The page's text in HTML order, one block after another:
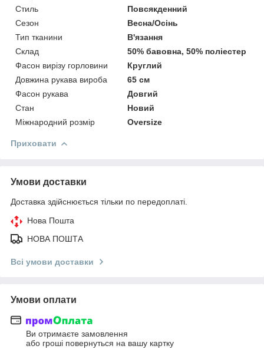
Стиль
Повсякденний
Сезон
Весна/Осінь
Тип тканини
В'язання
Склад
50% бавовна, 50% поліестер
Фасон вирізу горловини
Круглий
Довжина рукава вироба
65 см
Фасон рукава
Довгий
Стан
Новий
Міжнародний розмір
Oversize
Приховати
Умови доставки
Доставка здійснюється тільки по передоплаті.
Нова Пошта
НОВА ПОШТА
Всі умови доставки
Умови оплати
Ви отримаєте замовлення
або гроші повернуться на вашу картку